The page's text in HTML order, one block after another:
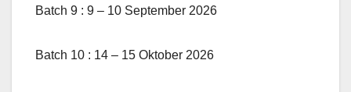
Batch 9 : 9 – 10 September 2026
Batch 10 : 14 – 15 Oktober 2026